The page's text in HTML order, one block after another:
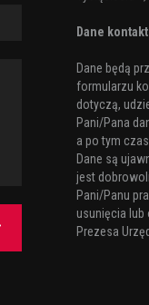
Dane
Dane będą
formularzu
dotyczą,
Pani/Pana
a po tym
Dane są
jest
Pani/Panu
usunięcia
Prezesa